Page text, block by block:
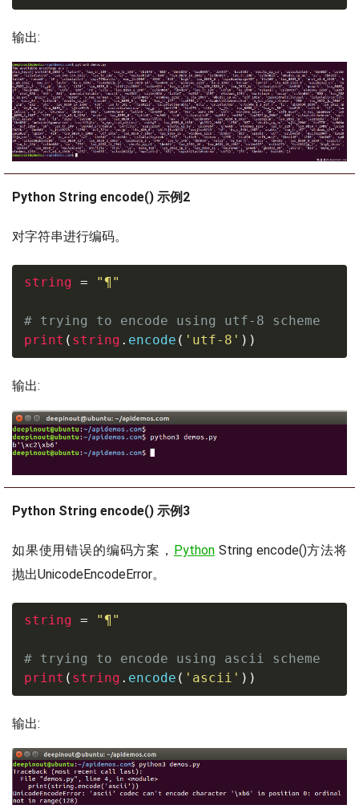
输出:
Python String encode() 示例2
对字符串进行编码。
string = "¶"
# trying to encode using utf-8 scheme
print ( string . encode ( 'utf-8' ) )
输出:
Python String encode() 示例3
如果使用错误的编码方案， PythonString encode()方法将
抛出UnicodeEncodeError。
string = "¶"
# trying to encode using ascii scheme
print ( string . encode ( 'ascii' ) )
输出: